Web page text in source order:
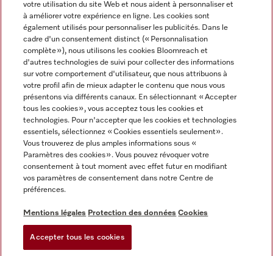
Informations légales
CGV
Conditions d’utilisation
Déclaration d'accessibilité
Digital Services Act
Miele sur Instagram
Miele sur Youtube
votre utilisation du site Web et nous aident à personnaliser et
à améliorer votre expérience en ligne. Les cookies sont
également utilisés pour personnaliser les publicités. Dans le
cadre d'un consentement distinct (« Personnalisation
complète »), nous utilisons les cookies Bloomreach et
d'autres technologies de suivi pour collecter des informations
sur votre comportement d'utilisateur, que nous attribuons à
votre profil afin de mieux adapter le contenu que nous vous
présentons via différents canaux. En sélectionnant « Accepter
tous les cookies », vous acceptez tous les cookies et
technologies. Pour n'accepter que les cookies et technologies
essentiels, sélectionnez « Cookies essentiels seulement».
Vous trouverez de plus amples informations sous «
Paramètres des cookies ». Vous pouvez révoquer votre
consentement à tout moment avec effet futur en modifiant
vos paramètres de consentement dans notre Centre de
préférences.
Mentions légales Protection des données Cookies
Accepter tous les cookies